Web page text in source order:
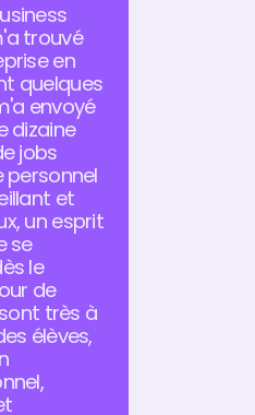
trouvé
en
quelques
envoyé
dizaine
jobs
personnel
et
un esprit
se
le
de
très à
élèves,